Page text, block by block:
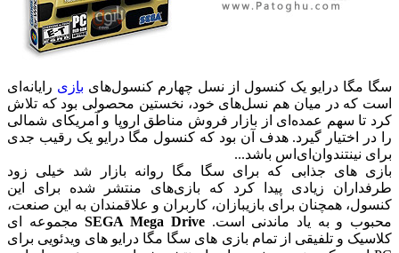
سگا مگا درایو یک کنسول از نسل چهارم کنسول‌های بازی رایانه‌ای
است که در میان هم نسل‌های خود، نخستین محصولی بود که تلاش
کرد تا سهم عمده‌ای از بازار فروش مناطق اروپا و آمریکای شمالی
را در اختیار گیرد. هدف آن بود که کنسول مگا درایو یک رقیب جدی
برای نینتندوان‌ای‌اس باشد...
بازی های جذابی که برای سگا مگا روانه بازار شد خیلی زود
طرفداران زیادی پیدا کرد که بازی‌های منتشر شده برای این
کنسول، همچنان برای بازیبازان، کاربران و علاقمندان به این صنعت،
محبوب و به یاد ماندنی است.SEGA Mega Driveمجموعه ای
کلاسیک و تلفیقی از تمام بازی های سگا مگا درایو های ویدئویی برای